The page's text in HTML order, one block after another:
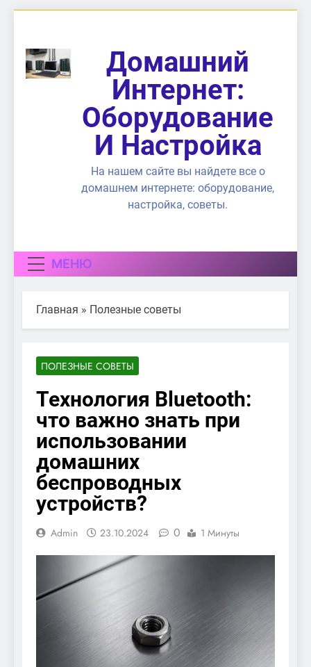
содержимому
Домашний
Интернет:
Оборудование
И Настройка
На нашем сайте вы найдете все о
домашнем интернете: оборудование,
настройка, советы.
МЕНЮ
Главная » Полезные советы
ПОЛЕЗНЫЕ СОВЕТЫ
Технология Bluetooth:
что важно знать при
использовании
домашних
беспроводных
устройств?
Admin 23.10.2024 0 1 Минуты